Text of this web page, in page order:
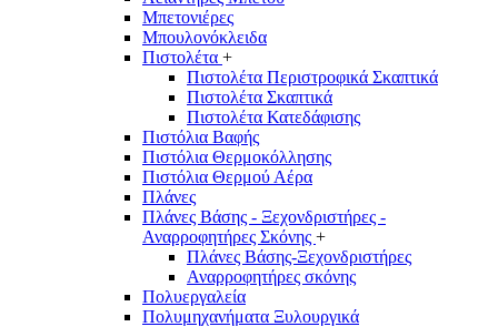
Μπετονιέρες
Μπουλονόκλειδα
Πιστολέτα +
Πιστολέτα Περιστροφικά Σκαπτικά
Πιστολέτα Σκαπτικά
Πιστολέτα Κατεδάφισης
Πιστόλια Βαφής
Πιστόλια Θερμοκόλλησης
Πιστόλια Θερμού Αέρα
Πλάνες
Πλάνες Βάσης - Ξεχονδριστήρες -
Αναρροφητήρες Σκόνης +
Πλάνες Βάσης-Ξεχονδριστήρες
Αναρροφητήρες σκόνης
Πολυεργαλεία
Πολυμηχανήματα Ξυλουργικά